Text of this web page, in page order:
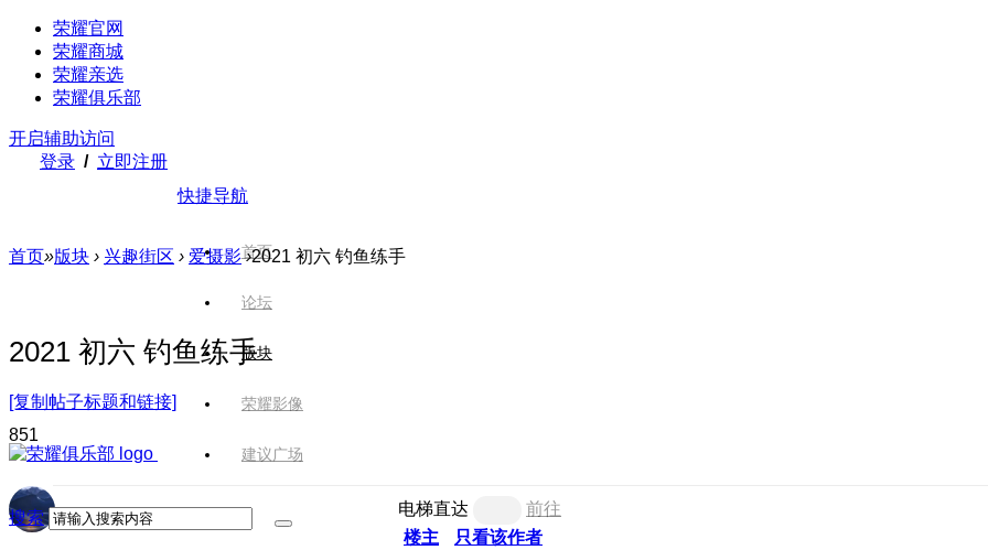
荣耀官网
荣耀商城
荣耀亲选
荣耀俱乐部
开启辅助访问
登录 / 立即注册
快捷导航
首页
论坛
版块
荣耀影像
建议广场
搜索
首页»版块 › 兴趣街区 › 爱摄影 ›2021 初六 钓鱼练手
2021 初六 钓鱼练手
[复制帖子标题和链接]
851
电梯直达
前往
楼主
只看该作者